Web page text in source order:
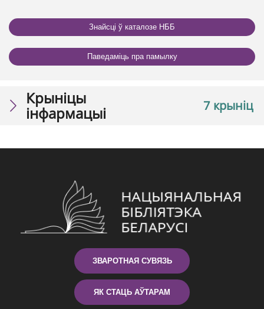
Знайсці ў каталозе НББ
Паведаміць пра памылку
7 крыніц
Крыніцы
інфармацыі
ЗВАРОТНАЯ СУВЯЗЬ
ЯК СТАЦЬ АЎТАРАМ